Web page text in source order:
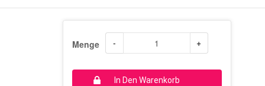
Menge - +
In Den Warenkorb